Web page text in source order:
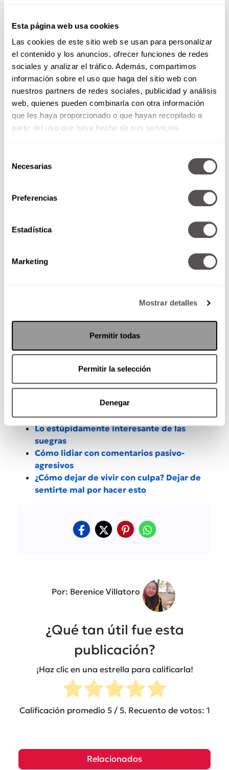
Esta página web usa cookies
Las cookies de este sitio web se usan para personalizar
el contenido y los anuncios, ofrecer funciones de redes
sociales y analizar el tráfico. Además, compartimos
información sobre el uso que haga del sitio web con
nuestros partners de redes sociales, publicidad y análisis
web, quienes pueden combinarla con otra información
que les haya proporcionado o que hayan recopilado a
partir del uso que haya hecho de sus servicios.
Necesarias
Preferencias
Estadística
Marketing
Mostrar detalles
Permitir todas
Permitir la selección
Denegar
Encuentra tu red de apoyo
veces, compartir tus experiencias y recibir
límites claros y un poco de
haces para tener buena relación con tu suegra?
Lo estúpidamente interesante de las
suegras
Cómo lidiar con comentarios pasivo-
agresivos
¿Cómo dejar de vivir con culpa? Dejar de
sentirte mal por hacer esto
Por: Berenice Villatoro
¿Qué tan útil fue esta
publicación?
¡Haz clic en una estrella para calificarla!
Calificación promedio 5/ 5. Recuento de votos: 1
Relacionados